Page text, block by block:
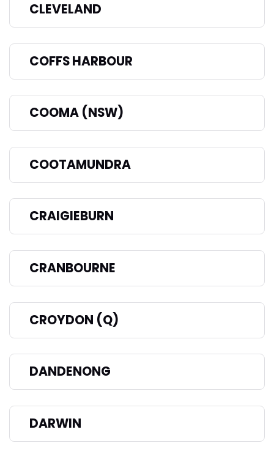
CLEVELAND
COFFS HARBOUR
COOMA (NSW)
COOTAMUNDRA
CRAIGIEBURN
CRANBOURNE
CROYDON (Q)
DANDENONG
DARWIN